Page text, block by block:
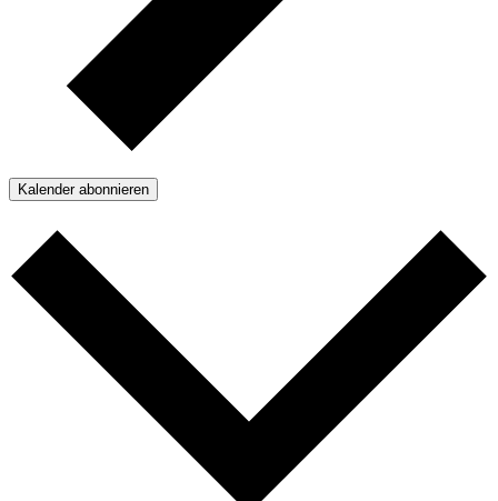
Kalender abonnieren